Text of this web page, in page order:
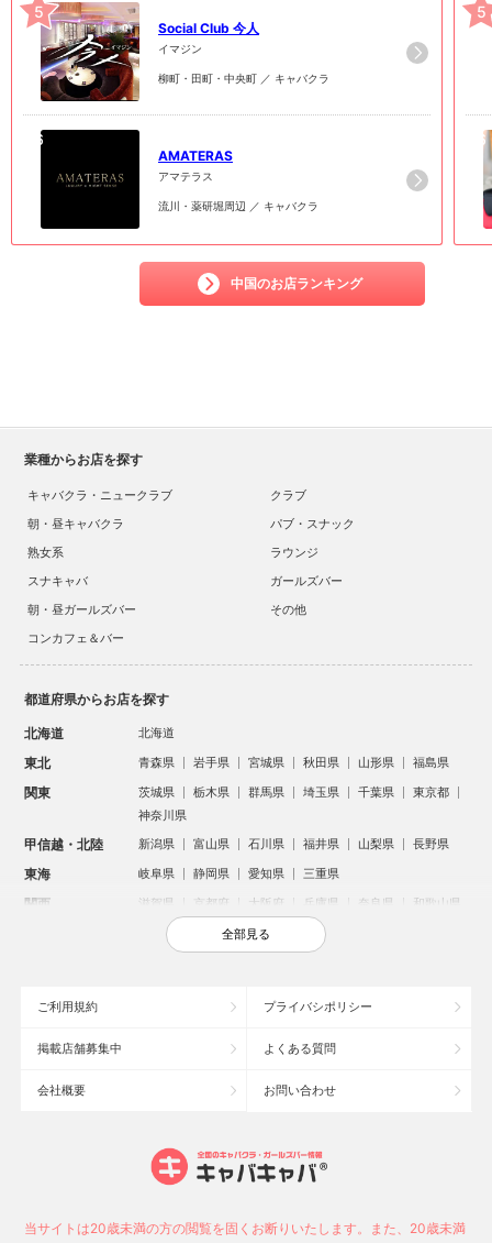
5
Social Club 今人
イマジン
柳町・田町・中央町 ／ キャバクラ
6
AMATERAS
アマテラス
流川・薬研堀周辺 ／ キャバクラ
中国のお店ランキング
5
6
業種からお店を探す
キャバクラ・ニュークラブ
クラブ
朝・昼キャバクラ
パブ・スナック
熟女系
ラウンジ
スナキャバ
ガールズバー
朝・昼ガールズバー
その他
コンカフェ＆バー
都道府県からお店を探す
北海道 北海道
東北 青森県 岩手県 宮城県 秋田県 山形県 福島県
関東 茨城県 栃木県 群馬県 埼玉県 千葉県
東京都
神奈川県
甲信越・北陸 新潟県 富山県 石川県 福井県 山梨県 長野県
東海 岐阜県 静岡県 愛知県 三重県
関西 滋賀県 京都府 大阪府 兵庫県 奈良県 和歌山県
鳥取県 島根県 岡山県 広島県
沖縄県
大宮のキャバクラ
六本木のキャバクラ
池袋駅（西口）のキャバクラ
全部見る
ご利用規約 プライバシポリシー
掲載店舗募集中 よくある質問
会社概要 お問い合わせ
当サイトは20歳未満の方の閲覧を固くお断りいたします。また、20歳未満